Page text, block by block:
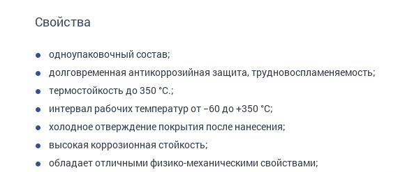
Свойства
одноупаковочный состав;
долговременная антикоррозийная защита, трудновоспламеняемость;
термостойкость до 350 °С.;
интервал рабочих температур от −60 до +350 °С;
холодное отверждение покрытия после нанесения;
высокая коррозионная стойкость;
обладает отличными физико-механическими свойствами;